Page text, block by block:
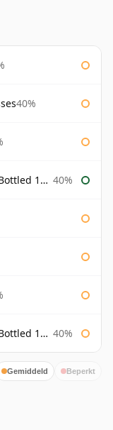
40%
1950s 40%
1950s 40%
Gemiddeld Beperkt